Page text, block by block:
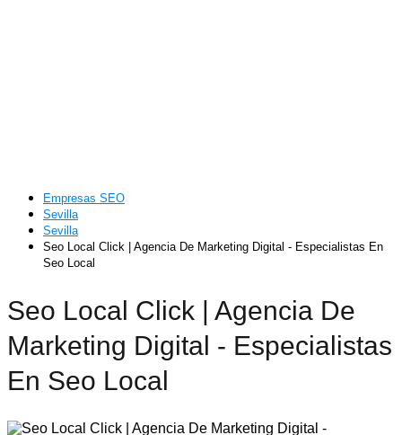
Empresas SEO
Sevilla
Sevilla
Seo Local Click | Agencia De Marketing Digital - Especialistas En
Seo Local
Seo Local Click | Agencia De
Marketing Digital - Especialistas
En Seo Local